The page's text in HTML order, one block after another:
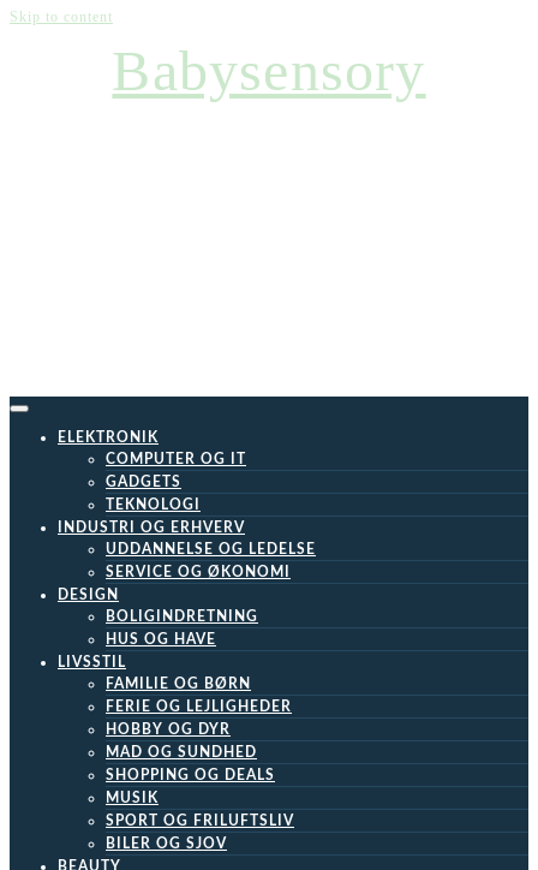
Skip to content
Babysensory
ELEKTRONIK
COMPUTER OG IT
GADGETS
TEKNOLOGI
INDUSTRI OG ERHVERV
UDDANNELSE OG LEDELSE
SERVICE OG ØKONOMI
DESIGN
BOLIGINDRETNING
HUS OG HAVE
LIVSSTIL
FAMILIE OG BØRN
FERIE OG LEJLIGHEDER
HOBBY OG DYR
MAD OG SUNDHED
SHOPPING OG DEALS
MUSIK
SPORT OG FRILUFTSLIV
BILER OG SJOV
BEAUTY